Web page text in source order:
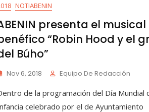
NOTIABENIN
presenta el musical
“Robin Hood y el
Búho”
Nov 6, 2018 Equipo De Redacción
de la programación del Día Mundial
celebrado por el de Ayuntamiento